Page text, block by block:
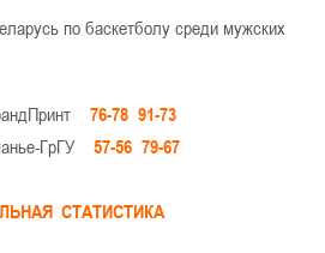
по баскетболу среди мужских
76-78 91-73
ГрГУ 57-56 79-67
СТАТИСТИКА